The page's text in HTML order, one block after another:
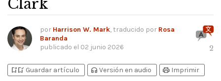
Clark
por Harrison W. Mark, traducido por Rosa
Baranda
publicado el 02 junio 2026 2
bookmark_addbookmark_added Guardar artículo headphones Versión en audio print Imprimir